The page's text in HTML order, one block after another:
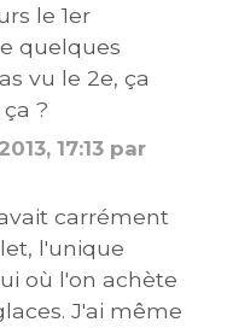
le 1er
quelques
vu le 2e, ça
?
17:13 par
carrément
l'unique
où l'on achète
J'ai même